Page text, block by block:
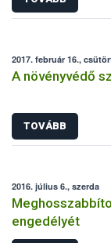
2017. február 16.,
A növényvédő
TOVÁBB
2016. július 6., szerda
engedélyét